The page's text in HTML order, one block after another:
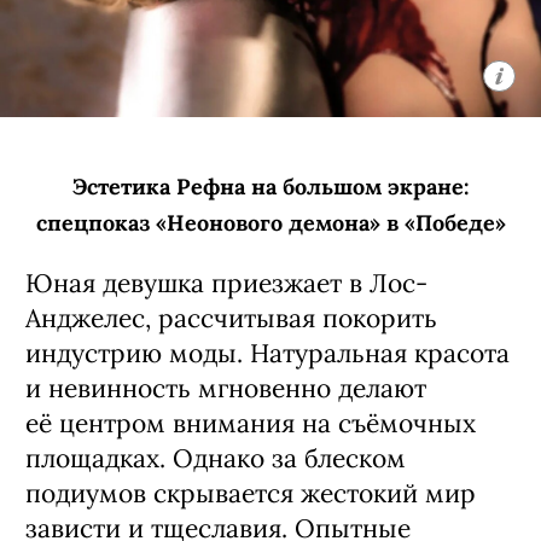
Эстетика Рефна на большом экране:
спецпоказ «Неонового демона» в «Победе»
Юная девушка приезжает в Лос-
Анджелес, рассчитывая покорить
индустрию моды. Натуральная красота
и невинность мгновенно делают
её центром внимания на съёмочных
площадках. Однако за блеском